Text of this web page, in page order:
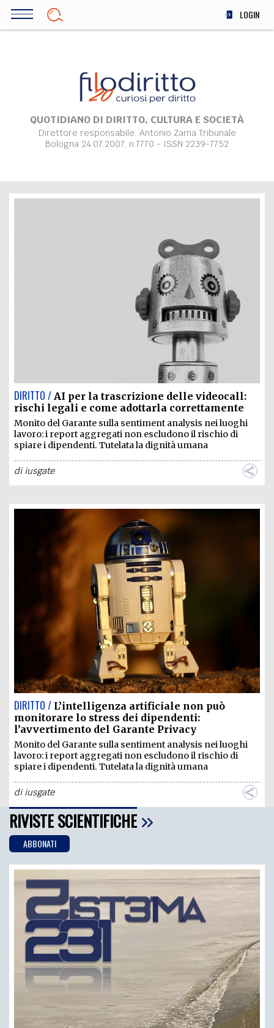
Salta
LOGIN
SOCIETÀ
MEDICINA
SCIENZA
STORIA E FILOSOFIA
INNOVAZIONE
COMITATO SCIENTIFICO AUTORI
COLLABORA CON NOI
EXTRA
PROCEEDINGS PUBBLICITÀ CONTATTI
SOCIAL MEDIA
QUOTIDIANO DI DIRITTO, CULTURA E SOCIETÀ
Direttore responsabile: Antonio Zama Tribunale
Bologna 24.07.2007, n.7770 - ISSN 2239-7752
DIRITTO / AI per la trascrizione delle videocall:
rischi legali e come adottarla correttamente
Monito del Garante sulla sentiment analysis nei luoghi
lavoro: i report aggregati non escludono il rischio di
spiare i dipendenti. Tutelata la dignità umana
diiusgate
DIRITTO / L’intelligenza artificiale non può
monitorare lo stress dei dipendenti:
l’avvertimento del Garante Privacy
Monito del Garante sulla sentiment analysis nei luoghi
lavoro: i report aggregati non escludono il rischio di
spiare i dipendenti. Tutelata la dignità umana
diiusgate
RIVISTE SCIENTIFICHE
ABBONATI